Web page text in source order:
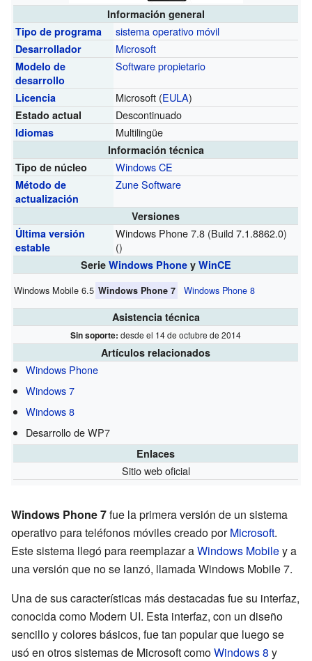
Información general
Tipo de programa
sistema operativo móvil
Desarrollador Microsoft
Modelo de
desarrollo
Software propietario
Licencia Microsoft (EULA)
Estado actual Descontinuado
Idiomas Multilingüe
Información técnica
Tipo de núcleo
Windows CE
Método de
actualización
Zune Software
Versiones
Última versión
estable
Windows Phone 7.8 (Build 7.1.8862.0)
()
Serie Windows Phoney WinCE
Windows Mobile 6.5 Windows Phone 7 Windows Phone 8
Asistencia técnica
Sin soporte: desde el 14 de octubre de 2014
Artículos relacionados
Windows Phone
Windows 7
Windows 8
Desarrollo de WP7
Enlaces
Sitio web oficial
Windows Phone 7fue la primera versión de un sistema
operativo para teléfonos móviles creado porMicrosoft.
Este sistema llegó para reemplazar aWindows Mobiley a
una versión que no se lanzó, llamada Windows Mobile 7.
Una de sus características más destacadas fue su interfaz,
conocida como Modern UI. Esta interfaz, con un diseño
sencillo y colores básicos, fue tan popular que luego se
usó en otros sistemas de Microsoft comoWindows 8 y